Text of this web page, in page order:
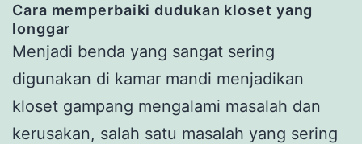
Cara memperbaiki dudukan kloset yang
longgar
Menjadi benda yang sangat sering
digunakan di kamar mandi menjadikan
kloset gampang mengalami masalah dan
kerusakan, salah satu masalah yang sering